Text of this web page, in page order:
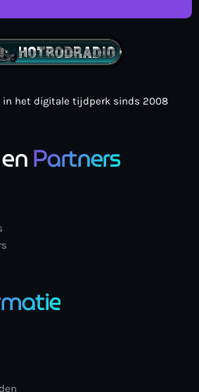
in het digitale tijdperk sinds 2008
Partners